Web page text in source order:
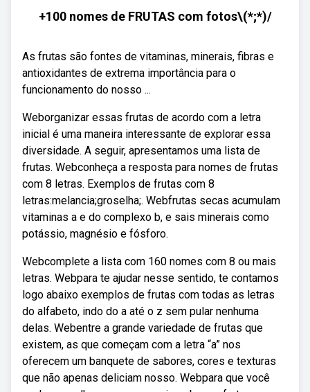
+100 nomes de FRUTAS com fotos\(*;*)/
As frutas são fontes de vitaminas, minerais, fibras e
antioxidantes de extrema importância para o
funcionamento do nosso ...
Weborganizar essas frutas de acordo com a letra
inicial é uma maneira interessante de explorar essa
diversidade. A seguir, apresentamos uma lista de
frutas. Webconheça a resposta para nomes de frutas
com 8 letras. Exemplos de frutas com 8
letras:melancia;groselha;. Webfrutas secas acumulam
vitaminas a e do complexo b, e sais minerais como
potássio, magnésio e fósforo.
Webcomplete a lista com 160 nomes com 8 ou mais
letras. Webpara te ajudar nesse sentido, te contamos
logo abaixo exemplos de frutas com todas as letras
do alfabeto, indo do a até o z sem pular nenhuma
delas. Webentre a grande variedade de frutas que
existem, as que começam com a letra “a” nos
oferecem um banquete de sabores, cores e texturas
que não apenas deliciam nosso. Webpara que você